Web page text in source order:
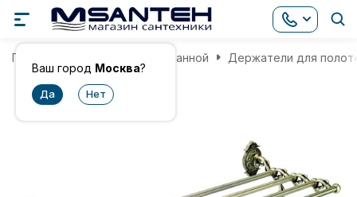
Ваш город Москва?
Главная Аксессуары для ванной Держатели для